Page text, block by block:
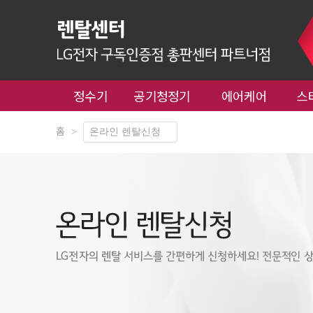
정수기 공기청정기 에어케어 스
홈 >